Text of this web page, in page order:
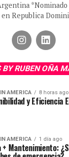
en Republica
BY RUBEN OÑA
AMERICA 8 horas ago
y Eficiencia
AMERICA 1 día ago
+ Mantenimiento: